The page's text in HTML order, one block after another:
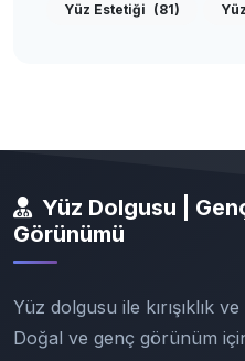
Yüz Estetiği (81)
Yüz Dolgusu |
Görünümü
Yüz dolgusu ile kırışıklık
Doğal ve genç görünüm